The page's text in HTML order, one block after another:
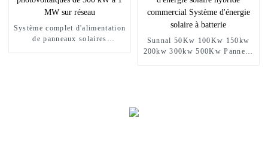
Système complet d'alimentation
de panneaux solaires
Sunnal 50Kw 100Kw 150kw
200kw 300kw 500Kw Panneau